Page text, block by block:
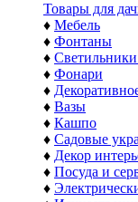
Товары для
♦ Мебель
♦ Фонтаны
♦
♦ Фонари
♦
♦ Вазы
♦ Кашпо
♦ Садовые
♦ Декор
♦ Посуда и
♦